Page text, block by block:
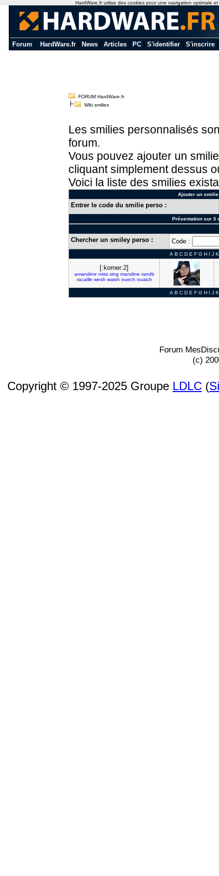
Forum HardWare.fr News Articles PC S'identifier S'inscrire
FORUM HardWare.fr
Wiki smilies
Les smilies personnalisés
forum.
Vous pouvez ajouter un
cliquant simplement dessus
Voici la liste des smilies
Ajouter un
Entrer le code du smilie perso :
Présentation sur 3
Chercher un smiley perso : Code :
A B C D E F G H I J K
[:korner:2]
amandine miss sing mandine randb
racaille wesh waish ouech ouaich
A B C D E F G H I J K
Forum
(c)
Copyright © 1997-2025 Groupe LDLC (
HardWare.fr utilise des cookies pour une navigation optimale